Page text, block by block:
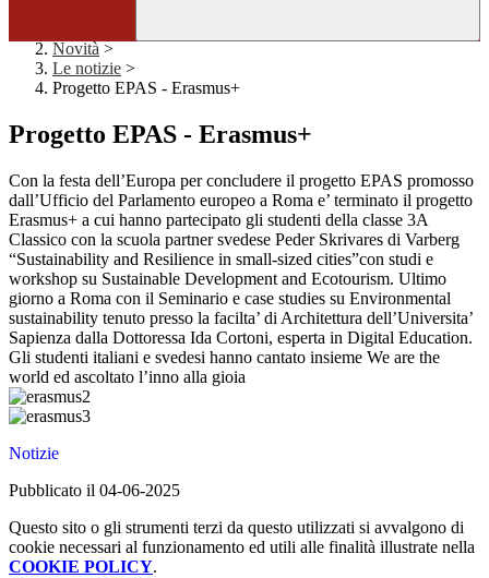
Novità >
Le notizie >
Progetto EPAS - Erasmus+
Progetto EPAS - Erasmus+
Con la festa dell’Europa per concludere il progetto EPAS promosso
dall’Ufficio del Parlamento europeo a Roma e’ terminato il progetto
Erasmus+ a cui hanno partecipato gli studenti della classe 3A
Classico con la scuola partner svedese Peder Skrivares di Varberg
“Sustainability and Resilience in small-sized cities”con studi e
workshop su Sustainable Development and Ecotourism. Ultimo
giorno a Roma con il Seminario e case studies su Environmental
sustainability tenuto presso la facilta’ di Architettura dell’Universita’
Sapienza dalla Dottoressa Ida Cortoni, esperta in Digital Education.
Gli studenti italiani e svedesi hanno cantato insieme We are the
world ed ascoltato l’inno alla gioia
Notizie
Pubblicato il 04-06-2025
Questo sito o gli strumenti terzi da questo utilizzati si avvalgono di
cookie necessari al funzionamento ed utili alle finalità illustrate nella
COOKIE POLICY.